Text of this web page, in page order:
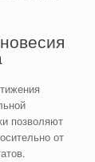
позволяют
от